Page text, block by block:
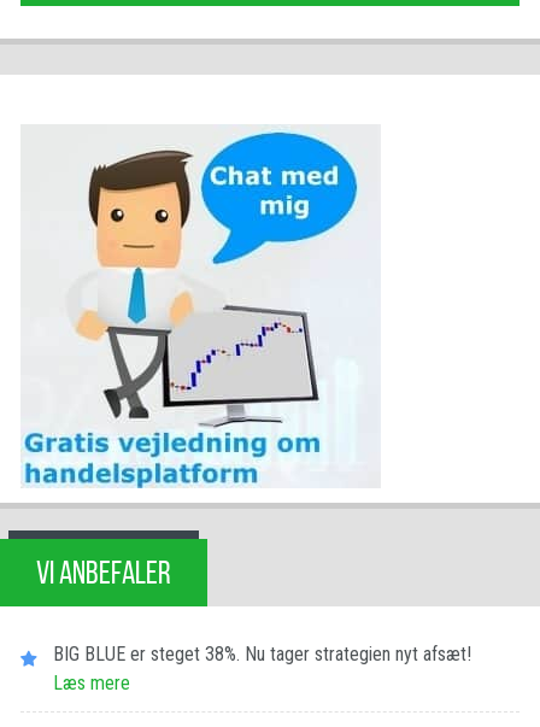
VI ANBEFALER
BIG BLUE er steget 38%. Nu tager strategien nyt afsæt!
Læs mere